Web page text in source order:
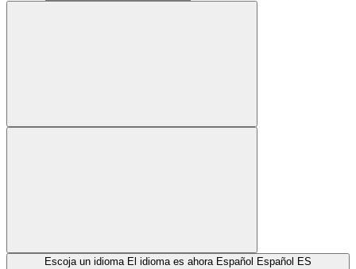
Escoja un idioma El idioma es ahora Español Español ES